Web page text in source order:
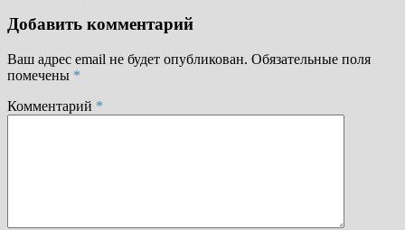
Добавить комментарий
Ваш адрес email не будет опубликован. Обязательные поля
помечены *
Комментарий *